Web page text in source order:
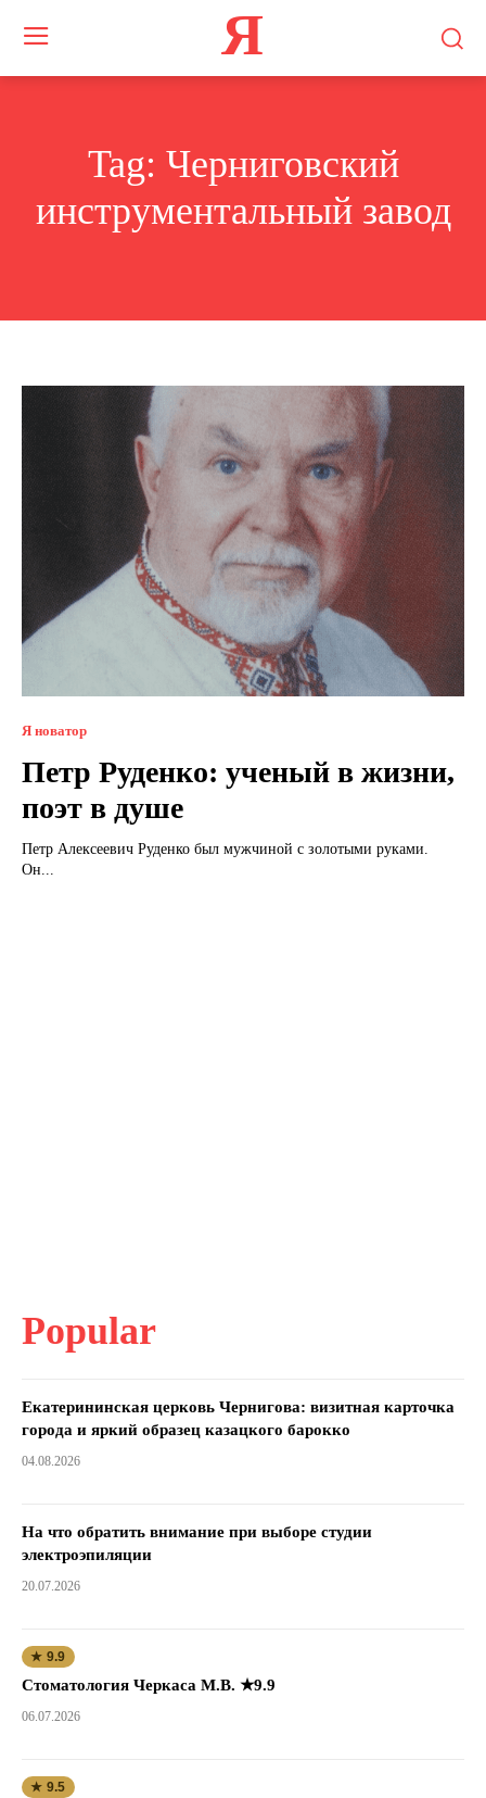
Я
Tag: Черниговский
инструментальный завод
Я новатор
Петр Руденко: ученый в жизни,
поэт в душе
Петр Алексеевич Руденко был мужчиной с золотыми руками.
Он...
Popular
Екатерининская церковь Чернигова: визитная карточка
города и яркий образец казацкого барокко
04.08.2026
На что обратить внимание при выборе студии
электроэпиляции
20.07.2026
★ 9.9
Стоматология Черкаса М.В. ★9.9
06.07.2026
★ 9.5